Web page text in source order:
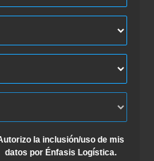
la inclusión/uso de mis
datos por Énfasis Logística.